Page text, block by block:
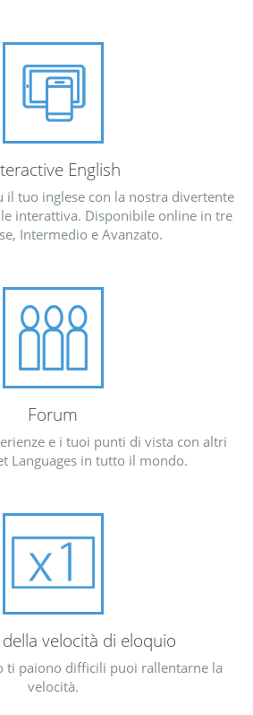
English
il tuo inglese con la nostra divertente
interattiva. Disponibile online in tre
Intermedio e Avanzato.
Forum
e i tuoi punti di vista con altri
Languages in tutto il mondo.
velocità di eloquio
ti paiono difficili puoi rallentarne la
velocità.